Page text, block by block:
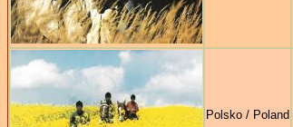
Polsko / Poland